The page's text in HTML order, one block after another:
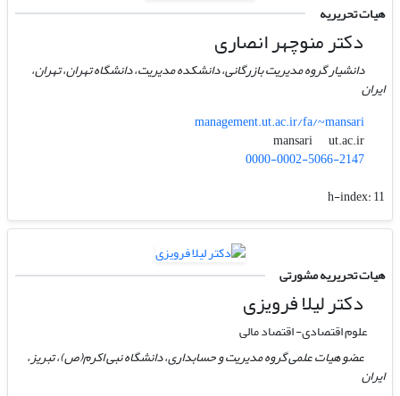
هیات تحریریه
دکتر منوچهر انصاری
دانشیار گروه مدیریت بازرگانی، دانشکده مدیریت، دانشگاه تهران، تهران،
ایران
management.ut.ac.ir/fa/~mansari
mansari
ut.ac.ir
0000-0002-5066-2147
h-index:11
هیات تحریریه مشورتی
دکتر لیلا فرویزی
علوم اقتصادی- اقتصاد مالی
عضو هیات علمی گروه مدیریت و حسابداری، دانشگاه نبی اکرم(ص)، تبریز،
ایران